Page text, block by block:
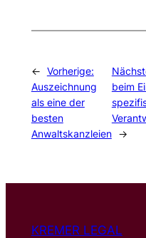
← Vorherige:
Auszeichnung
als eine der
besten
Anwaltskanzleien
beim
→
KREMER LEGAL